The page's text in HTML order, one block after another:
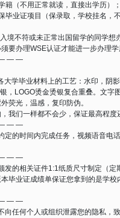
籍（不用正常就读，直接出学历）；
毕业证项目（保录取，学校挂名，
境不符或未正常出国留学的同学想
要办理WSE认证才能进一步办理学
— —
大学毕业材料上的工艺：水印，阴影
，LOGO烫金烫银复合重叠。文字
荧光，温感，复印防伪。
我们一样都不会少，保证最高程度
— —
定的时间内完成任务，视频语音电
— —
发的相关证件1:1纸质尺寸制定（定
毕业证成绩单保证您拿到的是学校
— —
向任何个人或组织泄露您的隐私，